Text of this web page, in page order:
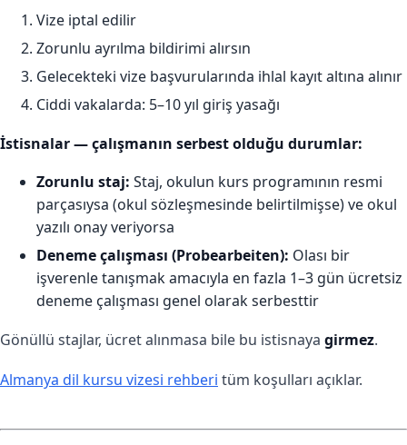
Vize iptal edilir
Zorunlu ayrılma bildirimi alırsın
Gelecekteki vize başvurularında ihlal kayıt altına alınır
Ciddi vakalarda: 5–10 yıl giriş yasağı
İstisnalar — çalışmanın serbest olduğu durumlar:
Zorunlu staj: Staj, okulun kurs programının resmi
parçasıysa (okul sözleşmesinde belirtilmişse) ve okul
yazılı onay veriyorsa
Deneme çalışması (Probearbeiten): Olası bir
işverenle tanışmak amacıyla en fazla 1–3 gün ücretsiz
deneme çalışması genel olarak serbesttir
Gönüllü stajlar, ücret alınmasa bile bu istisnaya girmez.
Almanya dil kursu vizesi rehberi tüm koşulları açıklar.